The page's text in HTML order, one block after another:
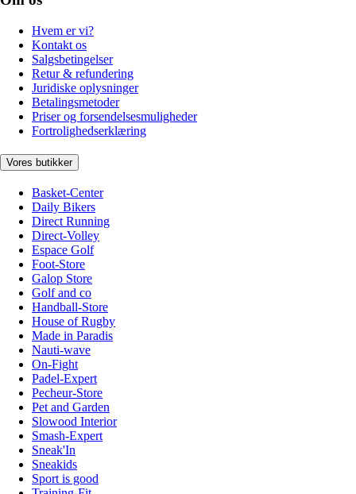
Hvem er vi?
Kontakt os
Salgsbetingelser
Retur & refundering
Juridiske oplysninger
Betalingsmetoder
Priser og forsendelsesmuligheder
Fortrolighedserklæring
Vores butikker
Basket-Center
Daily Bikers
Direct Running
Direct-Volley
Espace Golf
Foot-Store
Galop Store
Golf and co
Handball-Store
House of Rugby
Made in Paradis
Nauti-wave
On-Fight
Padel-Expert
Pecheur-Store
Pet and Garden
Slowood Interior
Smash-Expert
Sneak'In
Sneakids
Sport is good